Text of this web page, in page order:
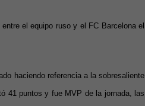
el equipo ruso y el FC Barcelona el
haciendo referencia a la sobresaliente
41 puntos y fue MVP de la jornada, las